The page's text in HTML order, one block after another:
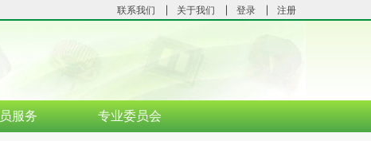
联系我们 关于我们 登录 注册
服务 专业委员会